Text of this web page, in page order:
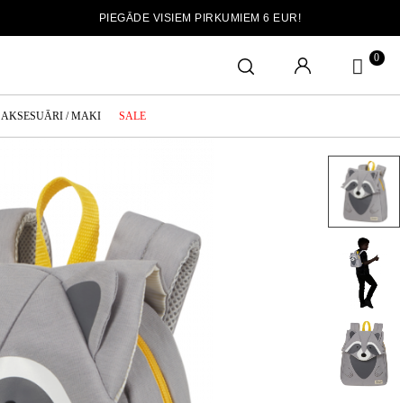
PIEGĀDE VISIEM PIRKUMIEM 6 EUR!
0
AKSESUĀRI / MAKI SALE